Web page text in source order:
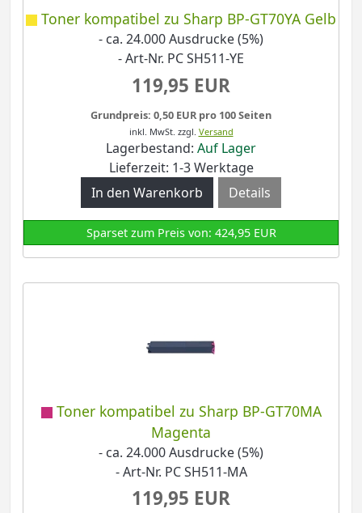
Toner kompatibel zu Sharp BP-GT70YA Gelb
- ca. 24.000 Ausdrucke (5%)
- Art-Nr. PC SH511-YE
119,95 EUR
Grundpreis: 0,50 EUR pro 100 Seiten
inkl. MwSt. zzgl. Versand
Lagerbestand: Auf Lager
Lieferzeit: 1-3 Werktage
Details
Sparset zum Preis von: 424,95 EUR
Toner kompatibel zu Sharp BP-GT70MA
Magenta
- ca. 24.000 Ausdrucke (5%)
- Art-Nr. PC SH511-MA
119,95 EUR